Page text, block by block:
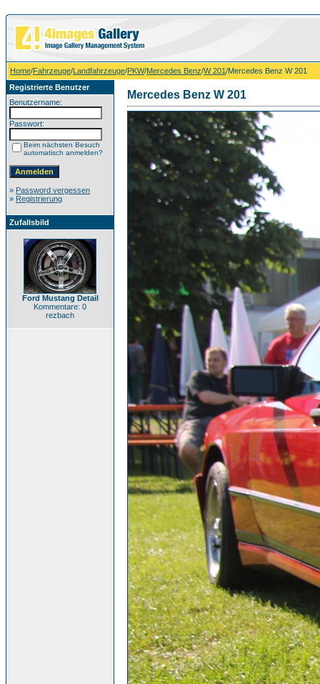
Home/Fahrzeuge/Landfahrzeuge/PKW/Mercedes Benz/W 201/Mercedes Benz W 201
Registrierte Benutzer
Benutzername:
Passwort:
Beim nächsten Besuch
automatisch anmelden?
» Password vergessen
» Registrierung
Zufallsbild
Ford Mustang Detail
Kommentare: 0
rezbach
Mercedes Benz W 201